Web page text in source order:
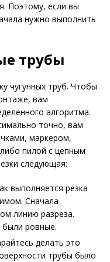
Поэтому, если вы
нужно выполнить
трубы
чугунных труб. Чтобы
вам
алгоритма.
точно, вам
маркером,
пилой с цепным
следующая:
выполняется резка
Сначала
линию разреза.
ровные.
делать это
трубы было